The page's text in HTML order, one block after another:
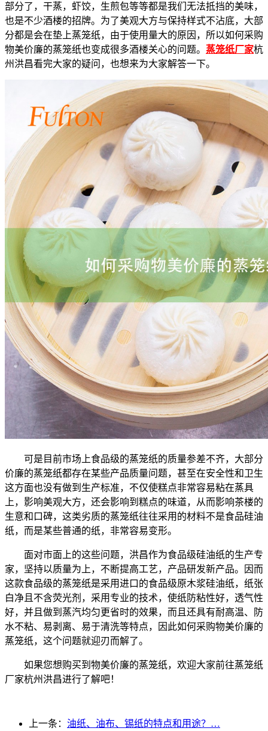
部分了，干蒸，虾饺，生煎包等等都是我们无法抵挡的美味，
也是不少酒楼的招牌。为了美观大方与保持样式不沾底，大部
分都是会在垫上蒸笼纸，由于使用量大的原因，所以如何采购
物美价廉的蒸笼纸也变成很多酒楼关心的问题。 蒸笼纸厂家杭
州洪昌看完大家的疑问，也想来为大家解答一下。
可是目前市场上食品级的蒸笼纸的质量参差不齐，大部分
价廉的蒸笼纸都存在某些产品质量问题，甚至在安全性和卫生
这方面也没有做到生产标准，不仅使糕点非常容易粘在蒸具
上，影响美观大方，还会影响到糕点的味道，从而影响茶楼的
生意和口碑，这类劣质的蒸笼纸往往采用的材料不是食品硅油
纸，而是某些普通的纸，非常容易变形。
面对市面上的这些问题，洪昌作为食品级硅油纸的生产专
家，坚持以质量为上，不断提高工艺，产品研发新产品。因而
这款食品级的蒸笼纸是采用进口的食品级原木浆硅油纸，纸张
白净且不含荧光剂，采用专业的技术，使纸防粘性好，透气性
好，并且做到蒸汽均匀更省时的效果，而且还具有耐高温、防
水不粘、易剥离、易于清洗等特点，因此如何采购物美价廉的
蒸笼纸，这个问题就迎刃而解了。
如果您想购买到物美价廉的蒸笼纸，欢迎大家前往蒸笼纸
厂家杭州洪昌进行了解吧！
上一条： 油纸、油布、锡纸的特点和用途？…